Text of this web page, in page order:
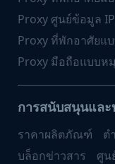
Proxy ศูนย์ข้อมูล
Proxy ที่พักอาศัยแ
Proxy มือถือแบบห
การสนับสนุนและ
ราคาผลิตภัณฑ์ ต
บล็อกข่าวสาร
ศูน